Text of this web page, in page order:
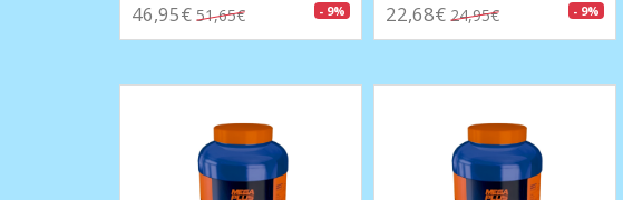
46,95€ 51,65€ - 9% 22,68€ 24,95€ - 9%